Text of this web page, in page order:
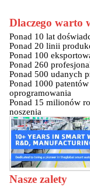
Dlaczego warto
Ponad 10 lat
Ponad 20 linii
Ponad 100
Ponad 260
Ponad 500 udanych
Ponad 1000
oprogramowania
Ponad 15 milionów
noszenia
Nasze zalety